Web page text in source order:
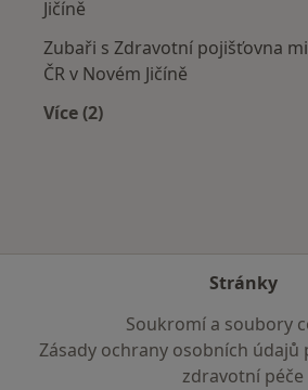
Jičíně
Zubaři s Zdravotní pojišťovna
ČR v Novém Jičíně
Více (2)
Stránky
Soukromí a soubory
Zásady ochrany osobních údajů
zdravotní péče